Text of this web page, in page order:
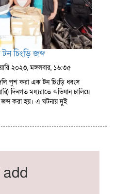
চিংড়ি জব্দ
২০২৩, মঙ্গলবার, ১৬:৩৫
পুশ করা এক টন চিংড়ি ধ্বংস
দিনগত মধ্যরাতে অভিযান চালিয়ে
জব্দ করা হয়। এ ঘটনায় দুই